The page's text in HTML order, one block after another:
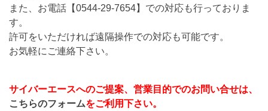
また、お電話【0544-29-7654】での対応も行っておりま
す。
許可をいただければ遠隔操作での対応も可能です。
お気軽にご連絡下さい。
サイバーエースへのご提案、営業目的でのお問い合せは、
こちらのフォームをご利用下さい。